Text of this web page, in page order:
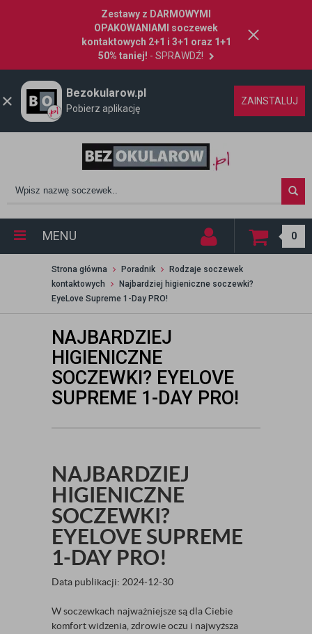
Zestawy z DARMOWYMI
OPAKOWANIAMI soczewek
kontaktowych 2+1 i 3+1 oraz 1+1
50% taniej! - SPRAWDŹ!
Bezokularow.pl
Pobierz aplikację
ZAINSTALUJ
MENU 0
Strona główna Poradnik
Rodzaje soczewek
kontaktowych
Najbardziej higieniczne soczewki?
EyeLove Supreme 1-Day PRO!
NAJBARDZIEJ
HIGIENICZNE
SOCZEWKI? EYELOVE
SUPREME 1-DAY PRO!
NAJBARDZIEJ
HIGIENICZNE
SOCZEWKI?
EYELOVE SUPREME
1-DAY PRO!
Data publikacji: 2024-12-30
W soczewkach najważniejsze są dla Ciebie
komfort widzenia, zdrowie oczu i najwyższa